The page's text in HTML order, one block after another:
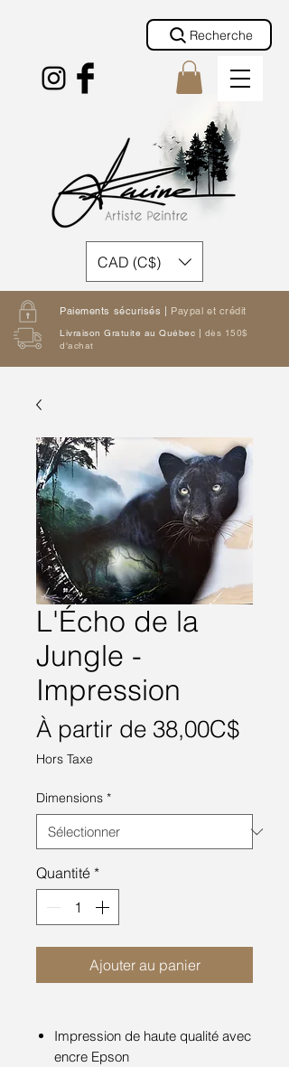
Paiements sécurisés | Paypal et crédit
Livraison Gratuite au Québec | dès 150$
d'achat
Recherche
CAD (C$)
L'Écho de la
Jungle -
Impression
À partir de 38,00C$Prix
Hors Taxe
Dimensions *
Quantité *
Ajouter au panier
Impression de haute qualité avec
encre Epson